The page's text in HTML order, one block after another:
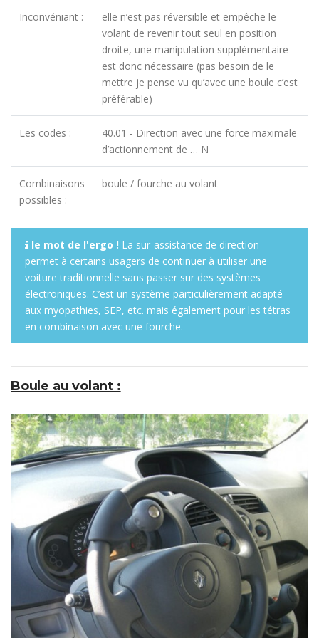
Inconvéniant :
elle n’est pas réversible et empêche le
volant de revenir tout seul en position
droite, une manipulation supplémentaire
est donc nécessaire (pas besoin de le
mettre je pense vu qu’avec une boule c’est
préférable)
Les codes :
40.01 - Direction avec une force maximale
d’actionnement de … N
Combinaisons
possibles :
boule / fourche au volant
le mot de l'ergo ! La sur-assistance de direction
permet à certains usagers de continuer à utiliser une
voiture traditionnelle sans passer sur des systèmes
électroniques. C’est un système particulièrement adapté
aux myopathies, SEP, etc. mais également pour les tétras
en combinaison avec une fourche.
Boule au volant :